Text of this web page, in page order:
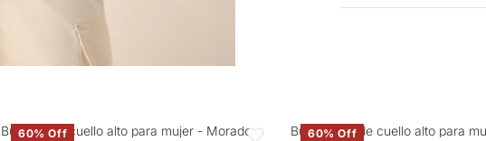
60% Off
Buzo tejido cuello alto para mujer - Morado
60% Off
Buzo tejido de cuello alto para